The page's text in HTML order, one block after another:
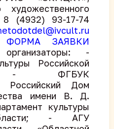
8 (4932) 93-17-74
ЗАЯВКИ
-
Российской
- ФГБУК
Российский Дом
имени В. Д.
культуры
- АГУ